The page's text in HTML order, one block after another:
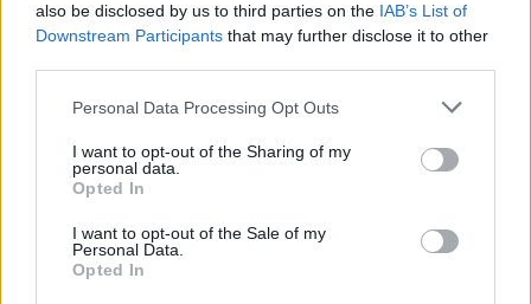
also be disclosed by us to third parties on the IAB’s List of
Downstream Participants that may further disclose it to other
Personal Data Processing Opt Outs
I want to opt-out of the Sharing of my
personal data.
Opted In
I want to opt-out of the Sale of my
Personal Data.
Opted In